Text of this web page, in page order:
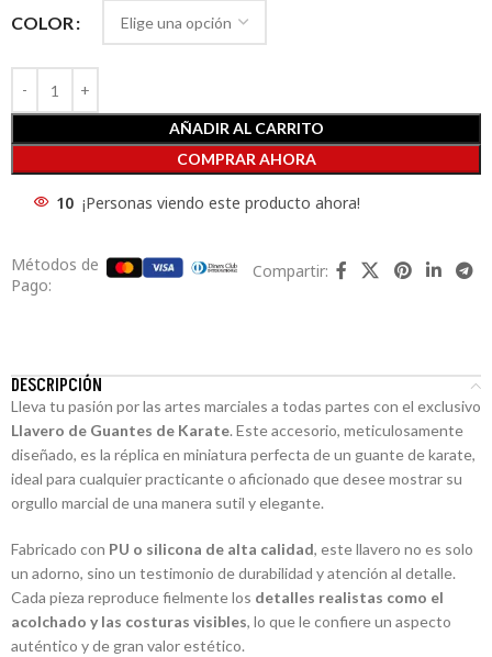
COLOR
AÑADIR AL CARRITO
COMPRAR AHORA
10 ¡Personas viendo este producto ahora!
Métodos de
Pago:
Compartir:
DESCRIPCIÓN
Lleva tu pasión por las artes marciales a todas partes con el exclusivo
Llavero de Guantes de Karate. Este accesorio, meticulosamente
diseñado, es la réplica en miniatura perfecta de un guante de karate,
ideal para cualquier practicante o aficionado que desee mostrar su
orgullo marcial de una manera sutil y elegante.
Fabricado con PU o silicona de alta calidad, este llavero no es solo
un adorno, sino un testimonio de durabilidad y atención al detalle.
Cada pieza reproduce fielmente los detalles realistas como el
acolchado y las costuras visibles, lo que le confiere un aspecto
auténtico y de gran valor estético.